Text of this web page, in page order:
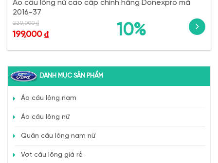
Áo cầu lông nữ cao cấp chính hãng Donexpro mã
2016-37
10%
220,000₫
199,000 ₫
DANH MỤC SẢN PHẨM
Áo cầu lông nam
Áo cầu lông nữ
Quần cầu lông nam nữ
Vợt cầu lông giá rẻ